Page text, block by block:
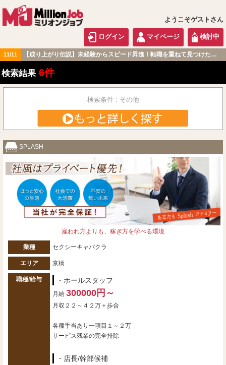
ようこそゲストさん
ログイン マイページ 検討中
11/11 【成り上がり伝説】未経験からスピード昇進！転職を重ねて見つけた『本当に働きやすい職場』とは？
関西版
検索結果 6件
検索条件 : その他
SPLASH
雇われ方よりも、稼ぎ方を学べる環境
業種 セクシーキャバクラ
エリア 京橋
職種/給与 ・ホールスタッフ
月給 300000円～
月収２２～４２万＋歩合
各種手当あり一項目１～２万
サービス残業の完全排除
・店長/幹部候補